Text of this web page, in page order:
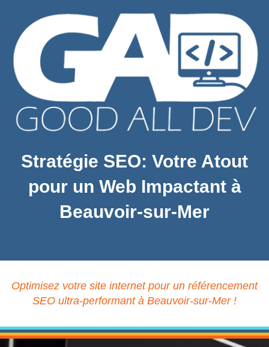
Stratégie SEO: Votre Atout
pour un Web Impactant à
Beauvoir-sur-Mer
Optimisez votre site internet pour un référencement
SEO ultra-performant à Beauvoir-sur-Mer !